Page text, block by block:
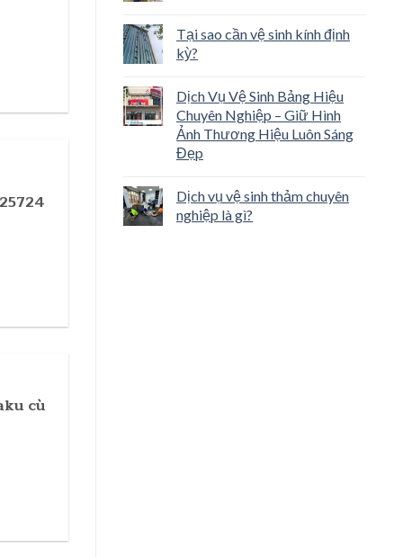
cù
Tại sao cần vệ sinh kính định
kỳ?
Dịch Vụ Vệ Sinh Bảng Hiệu
Chuyên Nghiệp – Giữ Hình
Ảnh Thương Hiệu Luôn Sáng
Đẹp
Dịch vụ vệ sinh thảm chuyên
nghiệp là gì?